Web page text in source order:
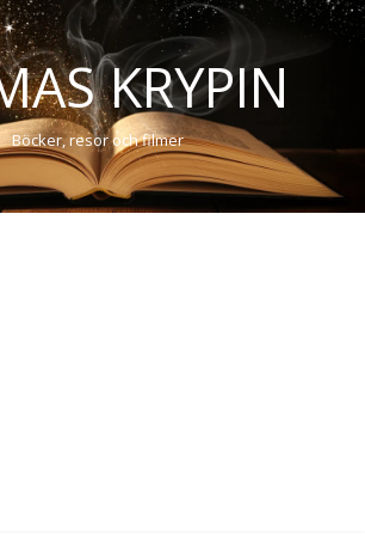
KRYPIN
Böcker, resor och filmer